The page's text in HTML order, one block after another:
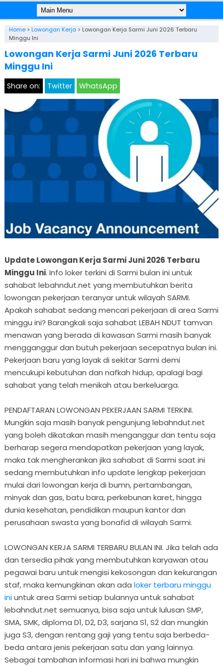
Home> Lowongan Kerja > Lowongan Kerja Sarmi Juni 2026 Terbaru
Minggu Ini
Lowongan Kerja Sarmi Juni 2026 Terbaru
Minggu Ini
Share on: Twitter WhatsApp
Update Lowongan Kerja Sarmi Juni 2026 Terbaru
Minggu Ini. Info loker terkini di Sarmi bulan ini untuk
sahabat lebahndut.net yang membutuhkan berita
lowongan pekerjaan teranyar untuk wilayah SARMI.
Apakah sahabat sedang mencari pekerjaan di area Sarmi
minggu ini? Barangkali saja sahabat LEBAH NDUT tamvan
menawan yang berada di kawasan Sarmi masih banyak
mengganggur dan butuh pekerjaan secepatnya bulan ini.
Pekerjaan baru yang layak di sekitar Sarmi demi
mencukupi kebutuhan dan nafkah hidup, apalagi bagi
sahabat yang telah menikah atau berkeluarga.
PENDAFTARAN LOWONGAN PEKERJAAN SARMI TERKINI.
Mungkin saja masih banyak pengunjung lebahndut.net
yang boleh dikatakan masih menganggur dan tentu saja
berharap segera mendapatkan pekerjaan yang layak,
maka tak mengherankan jika sahabat di Sarmi saat ini
sedang membutuhkan info update lengkap pekerjaan
mulai dari lowongan kerja di bumn, pertambangan,
minyak dan gas, batu bara, perkebunan karet, hingga
dunia kesehatan, pendidikan maupun kantor dan
perusahaan swasta yang bonafid di wilayah Sarmi.
LOWONGAN KERJA SARMI TERBARU BULAN INI. Jika telah ada
dan tersedia pihak yang membutuhkan karyawan atau
pegawai baru untuk mengisi kekosongan dan kekurangan
staf, maka kemungkinan akan ada loker terbaru minggu
iniuntuk area Sarmi setiap bulannya untuk sahabat
lebahndut.net semuanya, bisa saja untuk lulusan SMP,
SMA, SMK, diploma D1, D2, D3, sarjana S1, S2 dan mungkin
juga S3, dengan rentang gaji yang tentu saja berbeda-
beda antara jenis pekerjaan satu dan yang lainnya.
Sebagai tambahan informasi hari ini bahwa mungkin